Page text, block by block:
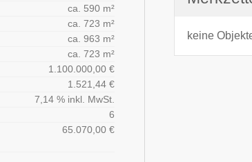
ca. 590 m²
ca. 723 m²
ca. 963 m²
ca. 723 m²
1.100.000,00 €
1.521,44 €
7,14 % inkl. MwSt.
6
65.070,00 €
keine